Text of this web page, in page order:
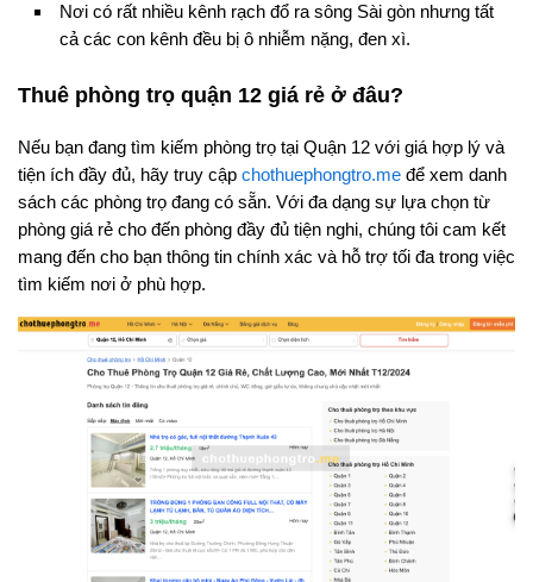
Nơi có rất nhiều kênh rạch đổ ra sông Sài gòn nhưng tất
cả các con kênh đều bị ô nhiễm nặng, đen xì.
Thuê phòng trọ quận 12 giá rẻ ở đâu?
Nếu bạn đang tìm kiếm phòng trọ tại Quận 12 với giá hợp lý và
tiện ích đầy đủ, hãy truy cập chothuephongtro.me để xem danh
sách các phòng trọ đang có sẵn. Với đa dạng sự lựa chọn từ
phòng giá rẻ cho đến phòng đầy đủ tiện nghi, chúng tôi cam kết
mang đến cho bạn thông tin chính xác và hỗ trợ tối đa trong việc
tìm kiếm nơi ở phù hợp.